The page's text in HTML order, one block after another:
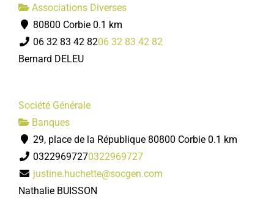
Associations Diverses
80800 Corbie 0.1 km
06 32 83 42 8206 32 83 42 82
Bernard DELEU
Société Générale
Banques
29, place de la République 80800 Corbie 0.1 km
03229697270322969727
justine.huchette@socgen.com
Nathalie BUISSON